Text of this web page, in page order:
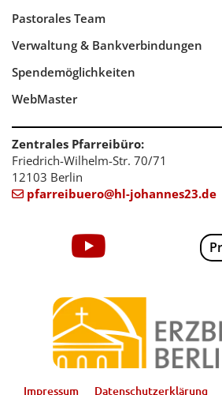
Pastorales Team
Verwaltung & Bankverbindungen
Spendemöglichkeiten
WebMaster
Zentrales Pfarreibüro:
Friedrich-Wilhelm-Str. 70/71
12103 Berlin
 pfarreibuero@hl-johannes23.de
Impressum Datenschutzerklärung